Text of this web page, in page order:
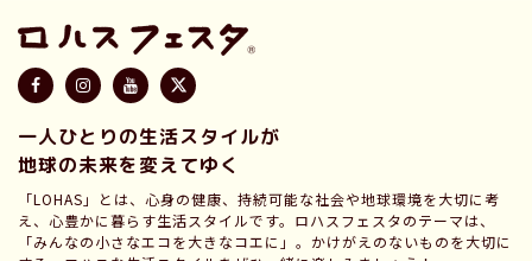
一人ひとりの生活スタイルが
地球の未来を変えてゆく
「LOHAS」とは、心身の健康、持続可能な社会や地球環境を大切に考
え、心豊かに暮らす生活スタイルです。ロハスフェスタのテーマは、
「みんなの小さなエコを大きなコエに」。かけがえのないものを大切に